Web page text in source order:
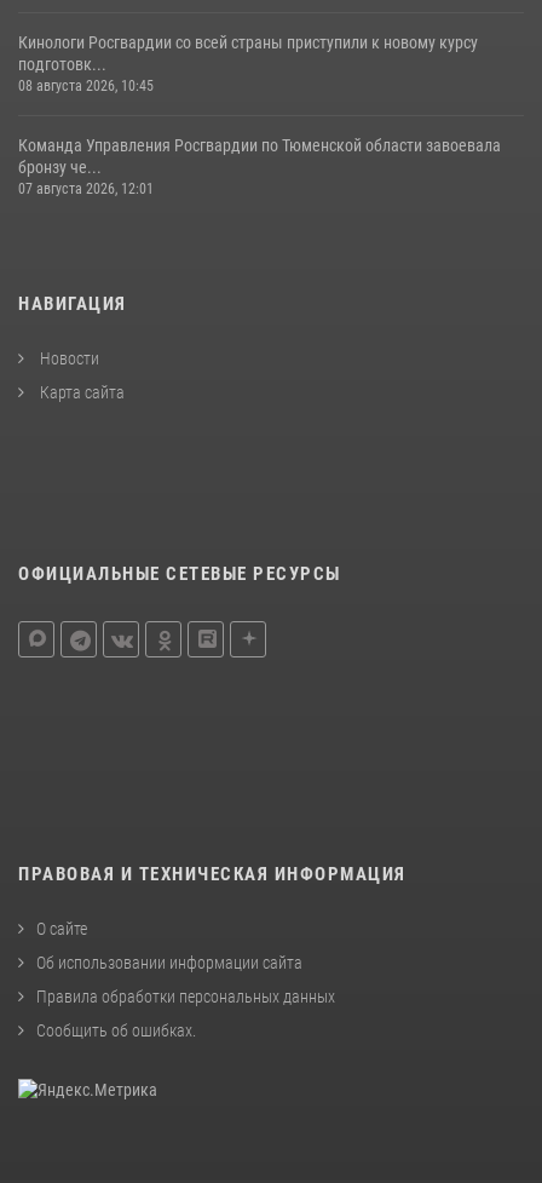
Кинологи Росгвардии со всей страны приступили к новому курсу
подготовк...
08 августа 2026, 10:45
Команда Управления Росгвардии по Тюменской области завоевала
бронзу че...
07 августа 2026, 12:01
НАВИГАЦИЯ
Новости
Карта сайта
ОФИЦИАЛЬНЫЕ СЕТЕВЫЕ РЕСУРСЫ
ПРАВОВАЯ И ТЕХНИЧЕСКАЯ ИНФОРМАЦИЯ
О сайте
Об использовании информации сайта
Правила обработки персональных данных
Сообщить об ошибках